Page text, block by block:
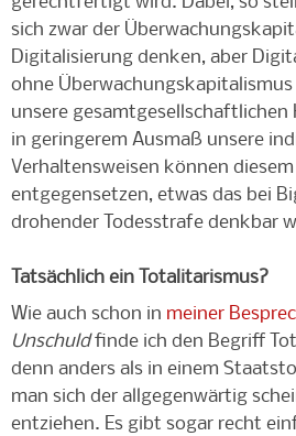
sich zwar der
Digitalisierung denken, aber
ohne Überwachungskapitalismus
unsere gesamtgesellschaftlichen
in geringerem Ausmaß unsere
Verhaltensweisen können diesem
entgegensetzen, etwas das bei
drohender Todesstrafe denkbar
Tatsächlich ein Totalitarismus?
Wie auch schon in meiner
Unschuldfinde ich den Begriff
denn anders als in einem
man sich der allgegenwärtig
entziehen. Es gibt sogar recht